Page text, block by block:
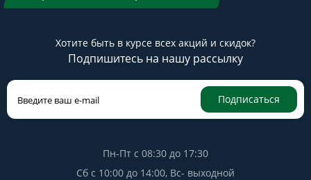
Хотите быть в курсе всех акций и скидок?
Подпишитесь на нашу рассылку
Подписаться
Пн-Пт с 08:30 до 17:30
Сб с 10:00 до 14:00, Вс- выходной